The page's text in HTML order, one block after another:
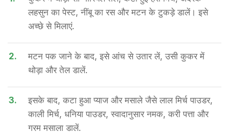
लहसुन का पेस्ट, नींबू का रस और मटन के टुकड़े डालें। इसे
अच्छे से मिलाएं.
2.
मटन पक जाने के बाद, इसे आंच से उतार लें, उसी कुकर में
थोड़ा और तेल डालें.
3.
इसके बाद, कटा हुआ प्याज और मसाले जैसे लाल मिर्च पाउडर,
काली मिर्च, धनिया पाउडर, स्वादानुसार नमक, करी पत्ता और
गरम मसाला डालें.